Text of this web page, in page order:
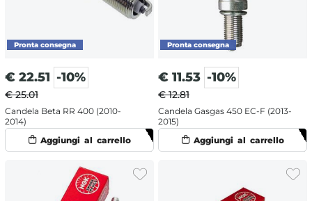
€ 22.51 -10%
€ 25.01
Candela Beta RR 400 (2010-
2014)
€ 11.53 -10%
€ 12.81
Candela Gasgas 450 EC-F (2013-
2015)